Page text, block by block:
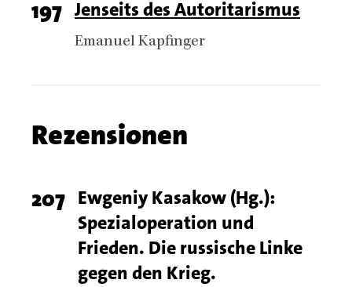
Page
number
197 Titel
Jenseits des Autoritarismus
Authors
Emanuel Kapfinger
Chapter
name
Rezensionen
Chapter
articles
Page
number
207 Titel
Ewgeniy Kasakow (Hg.):
Spezialoperation und
Frieden. Die russische Linke
gegen den Krieg.